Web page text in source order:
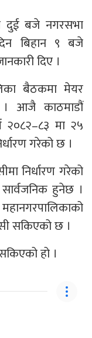
दुई बजे नगरसभा
बिहान ९ बजे
दिए ।
बैठकमा मेयर
। आजै काठमाडौं
२०८२–८३ मा २५
गरेको छ ।
निर्धारण गरेको
हुनेछ ।
सकिएको छ ।
हो ।